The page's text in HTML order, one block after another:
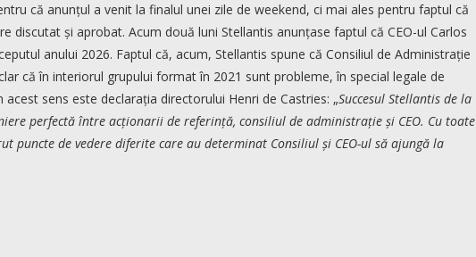
că anunțul a venit la finalul unei zile de weekend, ci mai ales pentru faptul că
discutat și aprobat. Acum două luni Stellantis anunțase faptul că CEO-ul Carlos
anului 2026. Faptul că, acum, Stellantis spune că Consiliul de Administrație
că în interiorul grupului format în 2021 sunt probleme, în special legale de
sens este declarația directorului Henri de Castries: „Succesul Stellantis de la
perfectă între acționarii de referință, consiliul de administrație și CEO. Cu toate
puncte de vedere diferite care au determinat Consiliul și CEO-ul să ajungă la